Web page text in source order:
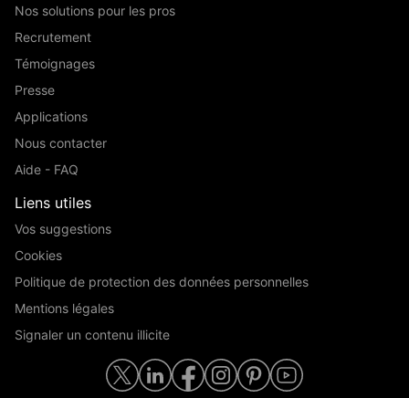
Nos solutions pour les pros
Recrutement
Témoignages
Presse
Applications
Nous contacter
Aide - FAQ
Liens utiles
Vos suggestions
Cookies
Politique de protection des données personnelles
Mentions légales
Signaler un contenu illicite